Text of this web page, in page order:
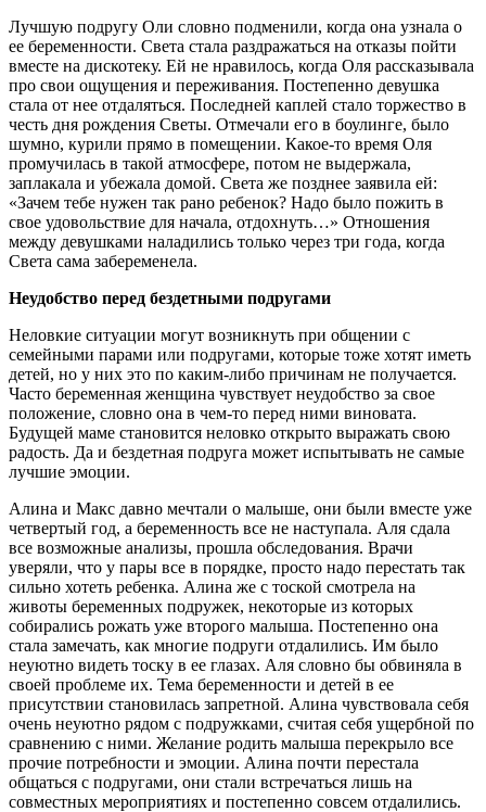
Лучшую подругу Оли словно подменили, когда она узнала о
ее беременности. Света стала раздражаться на отказы пойти
вместе на дискотеку. Ей не нравилось, когда Оля рассказывала
про свои ощущения и переживания. Постепенно девушка
стала от нее отдаляться. Последней каплей стало торжество в
честь дня рождения Светы. Отмечали его в боулинге, было
шумно, курили прямо в помещении. Какое-то время Оля
промучилась в такой атмосфере, потом не выдержала,
заплакала и убежала домой. Света же позднее заявила ей:
«Зачем тебе нужен так рано ребенок? Надо было пожить в
свое удовольствие для начала, отдохнуть…» Отношения
между девушками наладились только через три года, когда
Света сама забеременела.
Неудобство перед бездетными подругами
Неловкие ситуации могут возникнуть при общении с
семейными парами или подругами, которые тоже хотят иметь
детей, но у них это по каким-либо причинам не получается.
Часто беременная женщина чувствует неудобство за свое
положение, словно она в чем-то перед ними виновата.
Будущей маме становится неловко открыто выражать свою
радость. Да и бездетная подруга может испытывать не самые
лучшие эмоции.
Алина и Макс давно мечтали о малыше, они были вместе уже
четвертый год, а беременность все не наступала. Аля сдала
все возможные анализы, прошла обследования. Врачи
уверяли, что у пары все в порядке, просто надо перестать так
сильно хотеть ребенка. Алина же с тоской смотрела на
животы беременных подружек, некоторые из которых
собирались рожать уже второго малыша. Постепенно она
стала замечать, как многие подруги отдалились. Им было
неуютно видеть тоску в ее глазах. Аля словно бы обвиняла в
своей проблеме их. Тема беременности и детей в ее
присутствии становилась запретной. Алина чувствовала себя
очень неуютно рядом с подружками, считая себя ущербной по
сравнению с ними. Желание родить малыша перекрыло все
прочие потребности и эмоции. Алина почти перестала
общаться с подругами, они стали встречаться лишь на
совместных мероприятиях и постепенно совсем отдалились.